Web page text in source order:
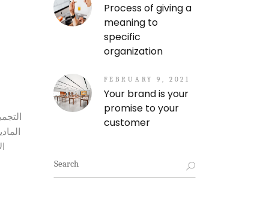
المادية،
Process of giving a
meaning to
specific
organization
FEBRUARY 9, 2021
Your brand is your
promise to your
customer
Search
for: